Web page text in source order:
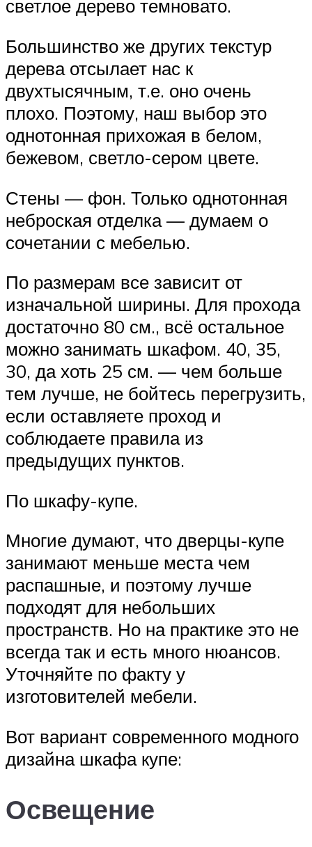
светлое дерево темновато.
Большинство же других текстур
дерева отсылает нас к
двухтысячным, т.е. оно очень
плохо. Поэтому, наш выбор это
однотонная прихожая в белом,
бежевом, светло-сером цвете.
Стены — фон. Только однотонная
неброская отделка — думаем о
сочетании с мебелью.
По размерам все зависит от
изначальной ширины. Для прохода
достаточно 80 см., всё остальное
можно занимать шкафом. 40, 35,
30, да хоть 25 см. — чем больше
тем лучше, не бойтесь перегрузить,
если оставляете проход и
соблюдаете правила из
предыдущих пунктов.
По шкафу-купе.
Многие думают, что дверцы-купе
занимают меньше места чем
распашные, и поэтому лучше
подходят для небольших
пространств. Но на практике это не
всегда так и есть много нюансов.
Уточняйте по факту у
изготовителей мебели.
Вот вариант современного модного
дизайна шкафа купе:
Освещение